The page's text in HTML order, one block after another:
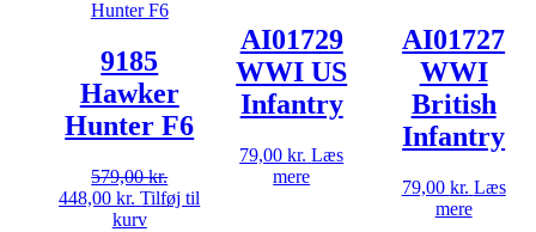
9185
Hawker
Hunter F6
579,00kr.
Den
oprindelige
448,00kr. Den
aktuelle
Tilføj til
kurv
AI01729
WWI US
Infantry
79,00kr. Læs
mere
AI01727
WWI
British
Infantry
79,00 kr. Læs
mere